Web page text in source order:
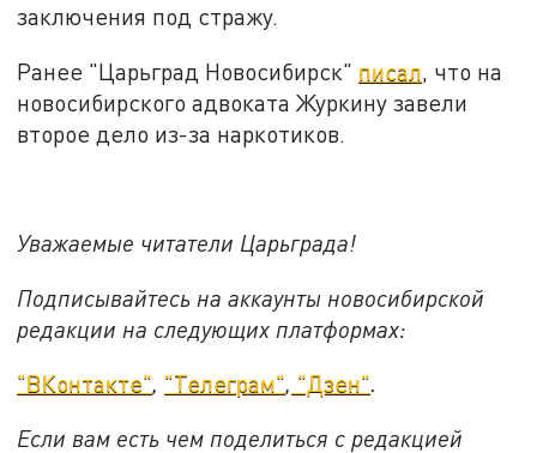
заключения под стражу.
Ранее "Царьград Новосибирск" писал , что на
новосибирского адвоката Журкину завели
второе дело из-за наркотиков.
Уважаемые читатели Царьграда!
Подписывайтесь на аккаунты новосибирской
редакции на следующих платформах:
"ВКонтакте", "Телеграм", "Дзен".
Если вам есть чем поделиться с редакцией